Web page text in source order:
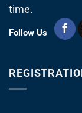
time.
Follow Us